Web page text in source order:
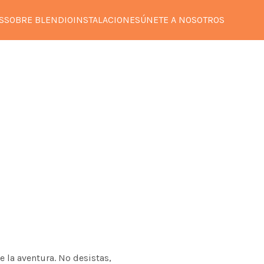
SOBRE BLENDIOINSTALACIONESÚNETE A NOSOTROS
la aventura. No desistas,